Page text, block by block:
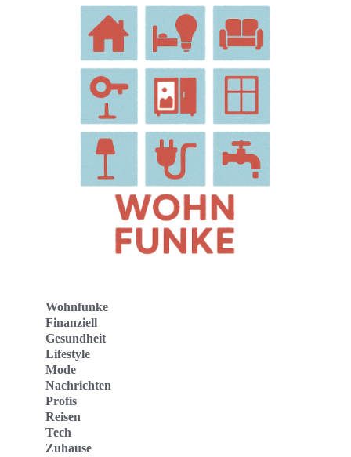
Wohnfunke
Finanziell
Gesundheit
Lifestyle
Mode
Nachrichten
Profis
Reisen
Tech
Zuhause